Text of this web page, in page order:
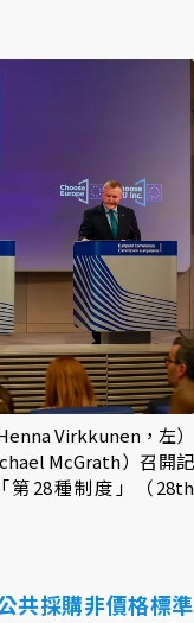
Virkkunen，左）
McGrath）召開記
第28種制度」（28th
共採購非價格標準